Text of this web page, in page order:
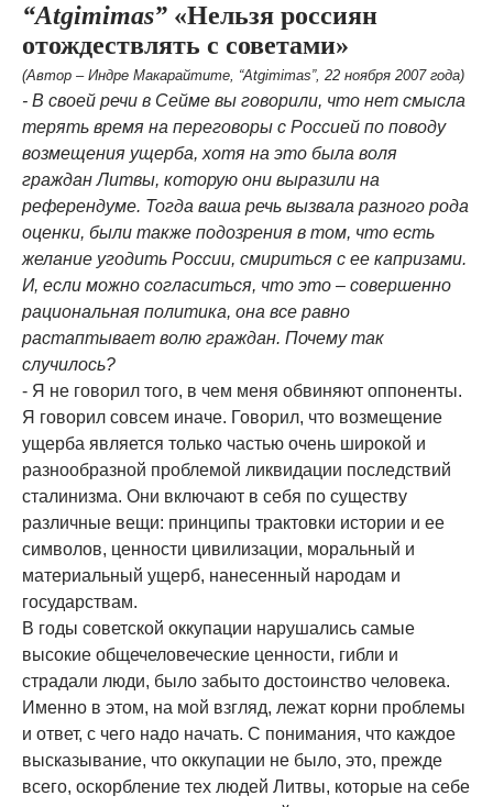
“Atgimimas” «Нельзя россиян
отождествлять с советами»
(Автор – Индре Макарайтите, “Atgimimas”, 22 ноября 2007 года)
- В своей речи в Сейме вы говорили, что нет смысла
терять время на переговоры с Россией по поводу
возмещения ущерба, хотя на это была воля
граждан Литвы, которую они выразили на
референдуме. Тогда ваша речь вызвала разного рода
оценки, были также подозрения в том, что есть
желание угодить России, смириться с ее капризами.
И, если можно согласиться, что это – совершенно
рациональная политика, она все равно
растаптывает волю граждан. Почему так
случилось?
- Я не говорил того, в чем меня обвиняют оппоненты.
Я говорил совсем иначе. Говорил, что возмещение
ущерба является только частью очень широкой и
разнообразной проблемой ликвидации последствий
сталинизма. Они включают в себя по существу
различные вещи: принципы трактовки истории и ее
символов, ценности цивилизации, моральный и
материальный ущерб, нанесенный народам и
государствам.
В годы советской оккупации нарушались самые
высокие общечеловеческие ценности, гибли и
страдали люди, было забыто достоинство человека.
Именно в этом, на мой взгляд, лежат корни проблемы
и ответ, с чего надо начать. С понимания, что каждое
высказывание, что оккупации не было, это, прежде
всего, оскорбление тех людей Литвы, которые на себе